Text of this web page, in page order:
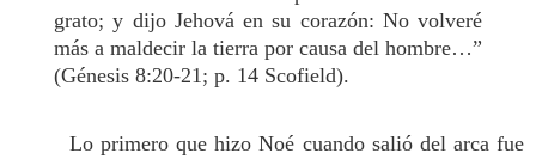
grato; y dijo Jehová en su corazón: No volveré
más a maldecir la tierra por causa del hombre…”
(Génesis 8:20-21; p. 14 Scofield).
Lo primero que hizo Noé cuando salió del arca fue